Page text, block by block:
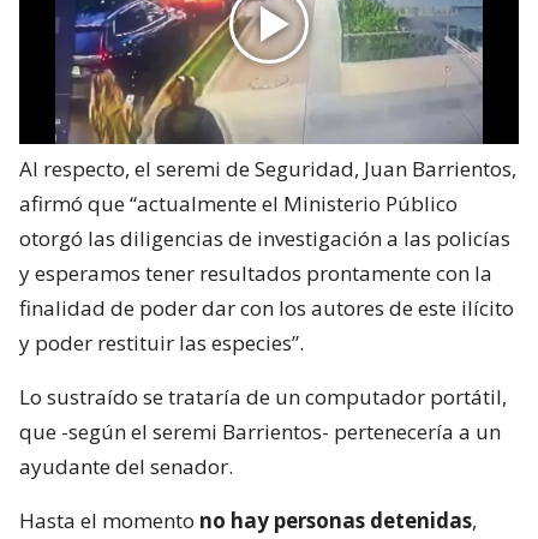
Al respecto, el seremi de Seguridad, Juan Barrientos,
afirmó que “actualmente el Ministerio Público
otorgó las diligencias de investigación a las policías
y esperamos tener resultados prontamente con la
finalidad de poder dar con los autores de este ilícito
y poder restituir las especies”.
Lo sustraído se trataría de un computador portátil,
que -según el seremi Barrientos- pertenecería a un
ayudante del senador.
Hasta el momento no hay personas detenidas,